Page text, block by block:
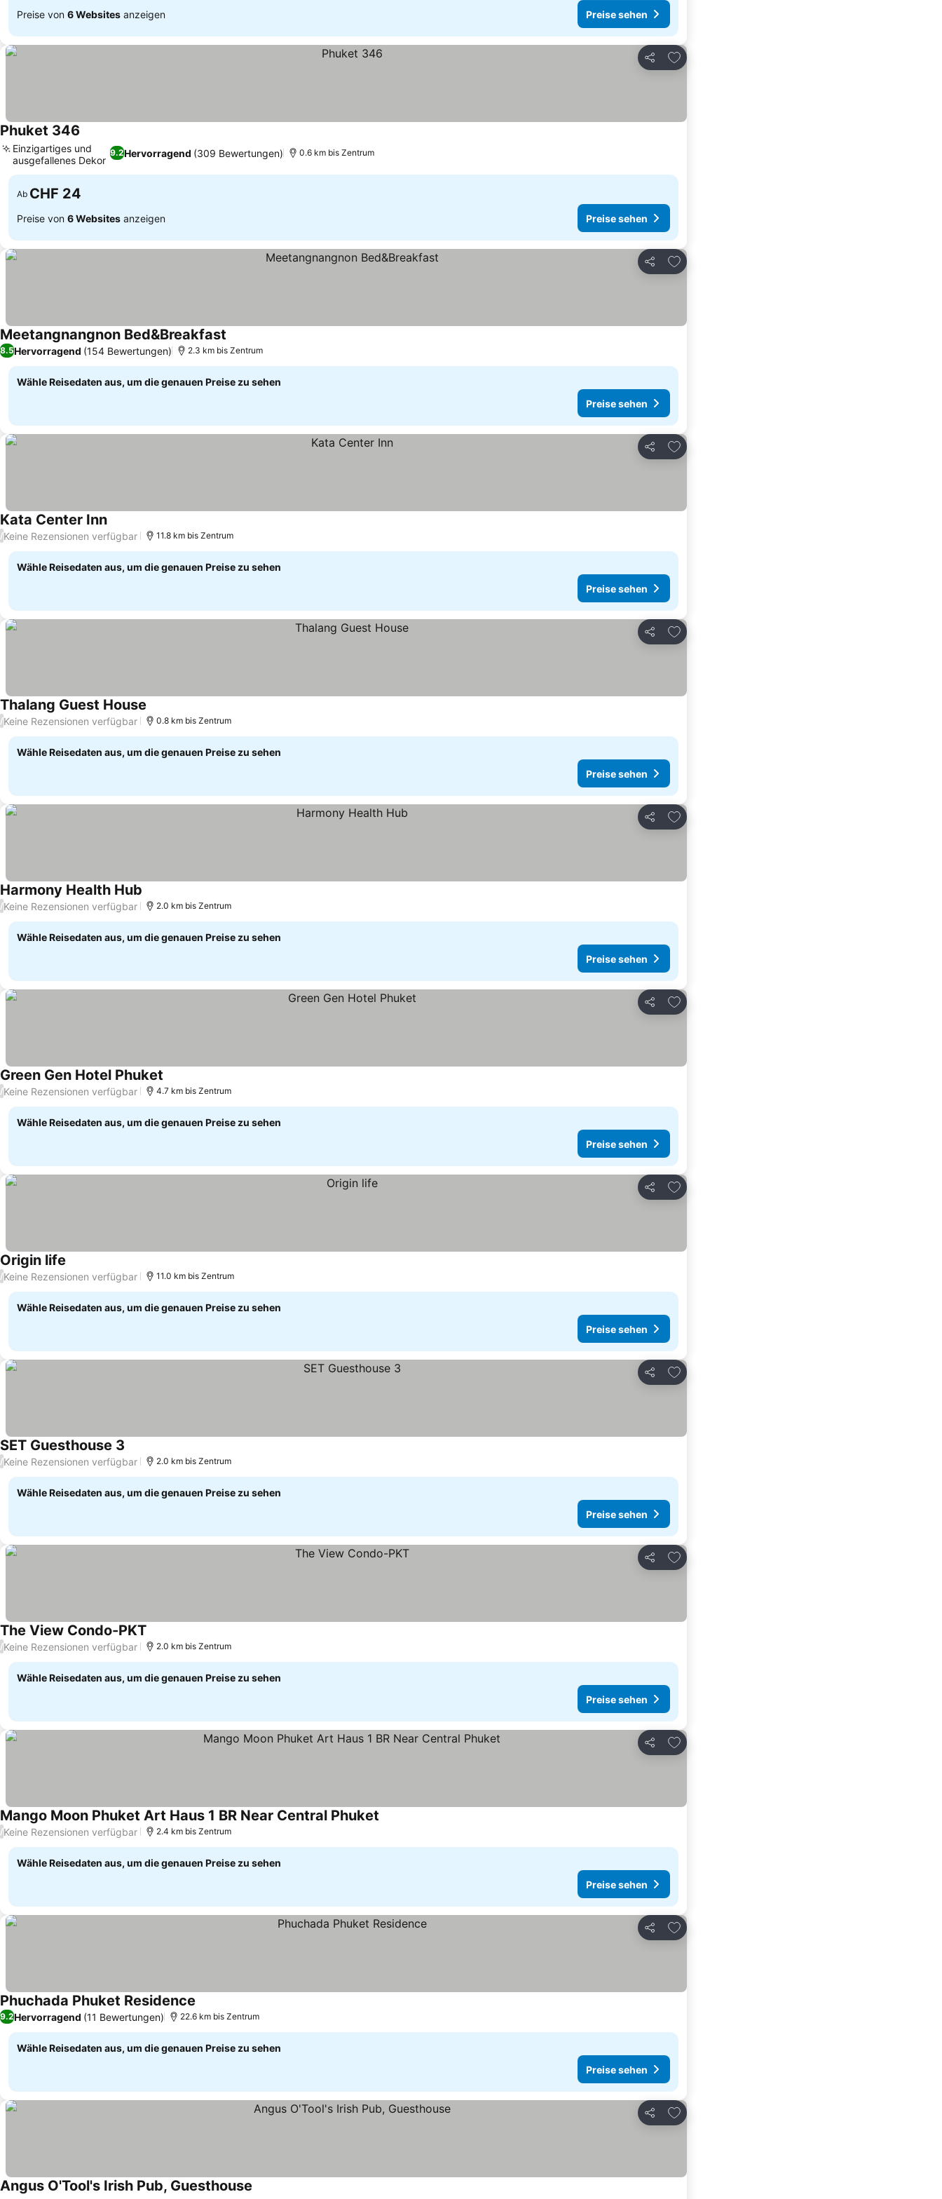
Preise von 6 Websites anzeigen Preise sehen
Teilen
Zu Favoriten hinzufügen
Phuket 346
9.2Hervorragend (309 Bewertungen)
Einzigartiges und
ausgefallenes Dekor
0.6 km bis Zentrum
Ab CHF 24
Preise von 6 Websites anzeigen Preise sehen
Teilen
Zu Favoriten hinzufügen
Meetangnangnon Bed&Breakfast
8.5Hervorragend (154 Bewertungen) 2.3 km bis Zentrum
Wähle Reisedaten aus, um die genauen Preise zu sehen
Preise sehen
Teilen
Zu Favoriten hinzufügen
Kata Center InnPreise sehen
/Keine Rezensionen verfügbar 11.8 km bis Zentrum
Wähle Reisedaten aus, um die genauen Preise zu sehen
Preise sehen
Teilen
Zu Favoriten hinzufügen
Thalang Guest HousePreise sehen
/Keine Rezensionen verfügbar 0.8 km bis Zentrum
Wähle Reisedaten aus, um die genauen Preise zu sehen
Preise sehen
Teilen
Zu Favoriten hinzufügen
Harmony Health Hub Preise sehen
/Keine Rezensionen verfügbar 2.0 km bis Zentrum
Wähle Reisedaten aus, um die genauen Preise zu sehen
Preise sehen
Teilen
Zu Favoriten hinzufügen
Green Gen Hotel Phuket
/Keine Rezensionen verfügbar 4.7 km bis Zentrum
Wähle Reisedaten aus, um die genauen Preise zu sehen
Preise sehen
Teilen
Zu Favoriten hinzufügen
Origin life
/Keine Rezensionen verfügbar 11.0 km bis Zentrum
Wähle Reisedaten aus, um die genauen Preise zu sehen
Preise sehen
Teilen
Zu Favoriten hinzufügen
SET Guesthouse 3 Preise sehen
/Keine Rezensionen verfügbar 2.0 km bis Zentrum
Wähle Reisedaten aus, um die genauen Preise zu sehen
Preise sehen
Teilen
Zu Favoriten hinzufügen
The View Condo-PKTPreise sehen
/Keine Rezensionen verfügbar 2.0 km bis Zentrum
Wähle Reisedaten aus, um die genauen Preise zu sehen
Preise sehen
Teilen
Zu Favoriten hinzufügen
Mango Moon Phuket Art Haus 1 BR Near Central Phuket
/Keine Rezensionen verfügbar 2.4 km bis Zentrum
Wähle Reisedaten aus, um die genauen Preise zu sehen
Preise sehen
Teilen
Zu Favoriten hinzufügen
Phuchada Phuket Residence
9.2Hervorragend (11 Bewertungen) 22.6 km bis Zentrum
Wähle Reisedaten aus, um die genauen Preise zu sehen
Preise sehen
Teilen
Zu Favoriten hinzufügen
Angus O'Tool's Irish Pub, Guesthouse